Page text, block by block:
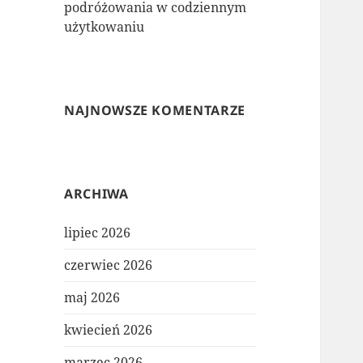
podróżowania w codziennym
użytkowaniu
NAJNOWSZE KOMENTARZE
ARCHIWA
lipiec 2026
czerwiec 2026
maj 2026
kwiecień 2026